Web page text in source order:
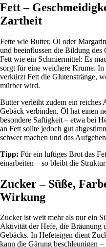
Fett –
Zartheit
Fette wie Butter, Öl oder
und beeinflussen die Bildung
Fett wie ein Schmiermittel: Es
sorgt für eine weichere Krume.
verkürzt Fett die Glutenstränge,
mürber wird.
Butter verleiht zudem ein reiches
Gebäck verbinden. Öl hat einen
besondere Saftigkeit – etwa bei
an Fett sollte jedoch gut
schwer machen und das
Tipp: Für ein luftiges Brot das
einarbeiten – so bleibt die
Zucker – Süße,
Wirkung
Zucker ist weit mehr als nur ein
Aktivität der Hefe, die Bräunung
Gebäcks. In Hefeteigen dient
kann die Gärung beschleunigen